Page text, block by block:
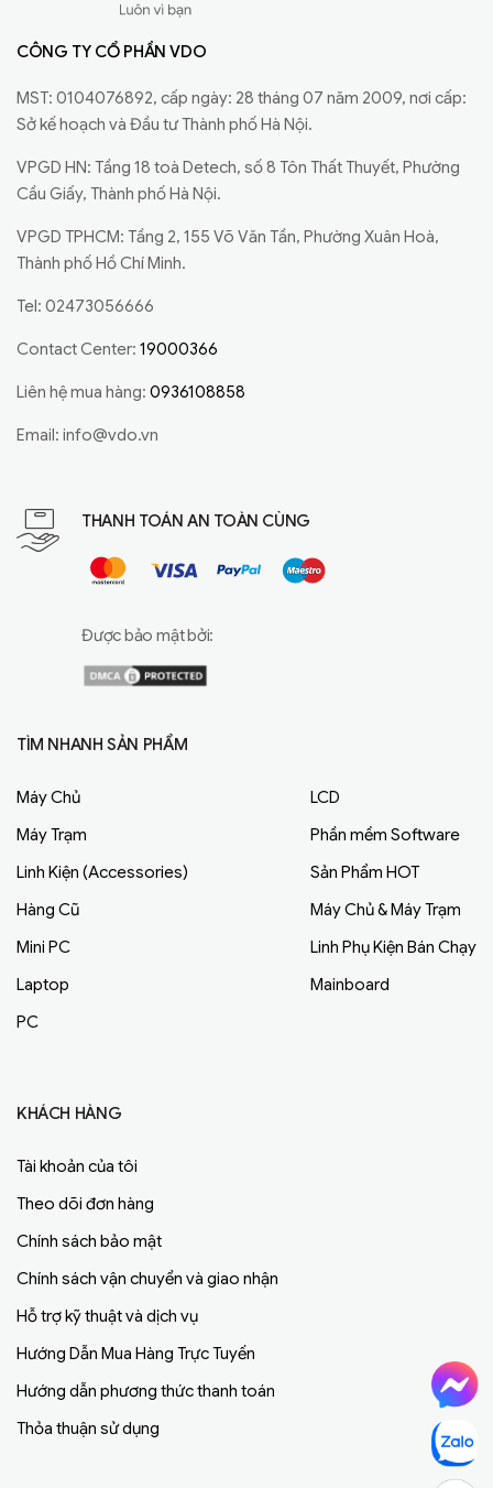
CÔNG TY CỔ PHẦN VDO
MST: 0104076892, cấp ngày: 28 tháng 07 năm 2009, nơi cấp:
Sở kế hoạch và Đầu tư Thành phố Hà Nội.
VPGD HN: Tầng 18 toà Detech, số 8 Tôn Thất Thuyết, Phường
Cầu Giấy, Thành phố Hà Nội.
VPGD TPHCM: Tầng 2, 155 Võ Văn Tần, Phường Xuân Hoà,
Thành phố Hồ Chí Minh.
Tel: 02473056666
Contact Center: 19000366
Liên hệ mua hàng: 0936108858
Email: info@vdo.vn
THANH TOÁN AN TOÀN CÙNG
Được bảo mật bởi:
TÌM NHANH SẢN PHẨM
Máy Chủ
Máy Trạm
Linh Kiện (Accessories)
Hàng Cũ
Mini PC
Laptop
PC
LCD
Phần mềm Software
Sản Phẩm HOT
Máy Chủ & Máy Trạm
Linh Phụ Kiện Bán Chạy
Mainboard
KHÁCH HÀNG
Tài khoản của tôi
Theo dõi đơn hàng
Chính sách bảo mật
Chính sách vận chuyển và giao nhận
Hỗ trợ kỹ thuật và dịch vụ
Hướng Dẫn Mua Hàng Trực Tuyến
Hướng dẫn phương thức thanh toán
Thỏa thuận sử dụng